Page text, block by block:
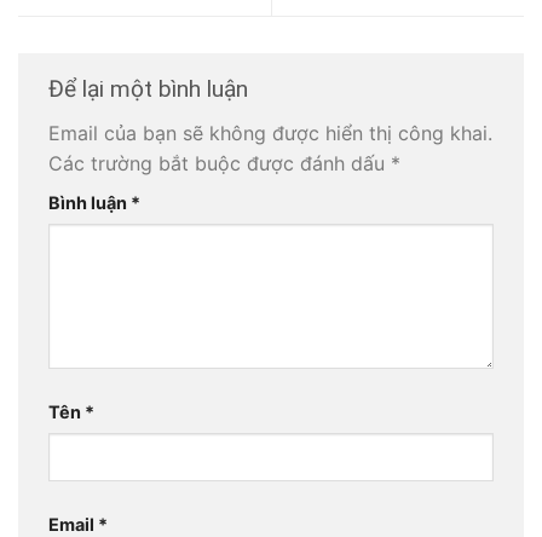
Để lại một bình luận
Email của bạn sẽ không được hiển thị công khai.
Các trường bắt buộc được đánh dấu *
Bình luận *
Tên *
Email *